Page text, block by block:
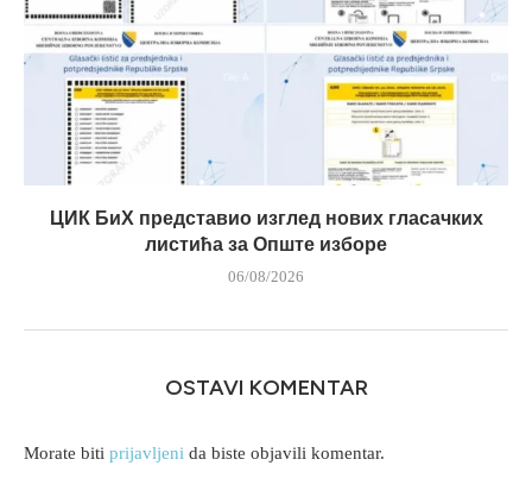
ЦИК БиХ представио изглед нових гласачких
листића за Опште изборе
06/08/2026
OSTAVI KOMENTAR
Morate biti prijavljeni da biste objavili komentar.